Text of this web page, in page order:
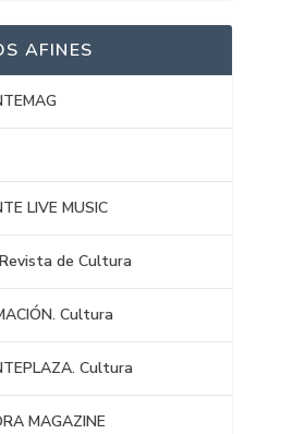
AFINES
LIVE MUSIC
de Cultura
Cultura
Cultura
MAGAZINE